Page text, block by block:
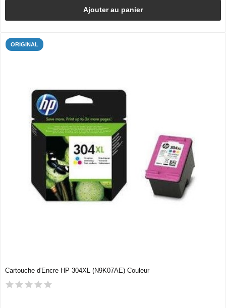
Ajouter au panier
ORIGINAL
Cartouche d'Encre HP 304XL (N9K07AE) Couleur